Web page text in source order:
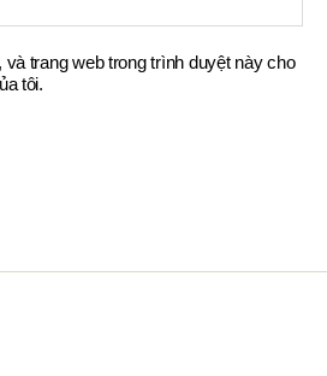
và trang web trong trình duyệt này cho
tôi.